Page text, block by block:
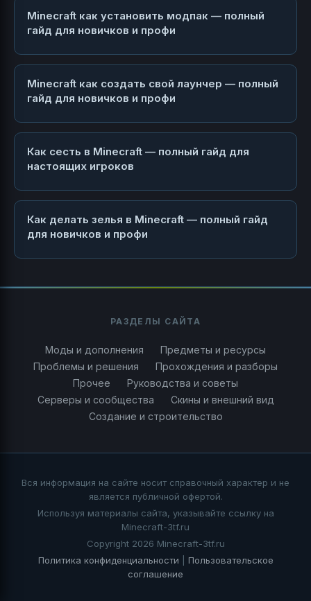
Minecraft как установить модпак — полный
гайд для новичков и профи
Minecraft как создать свой лаунчер — полный
гайд для новичков и профи
Как сесть в Minecraft — полный гайд для
настоящих игроков
Как делать зелья в Minecraft — полный гайд
для новичков и профи
РАЗДЕЛЫ САЙТА
Моды и дополнения
Предметы и ресурсы
Проблемы и решения
Прохождения и разборы
Прочее
Руководства и советы
Серверы и сообщества
Скины и внешний вид
Создание и строительство
Вся информация на сайте носит справочный характер и не
является публичной офертой.
Используя материалы сайта, указывайте ссылку на
Minecraft-3tf.ru
Copyright 2026 Minecraft-3tf.ru
Политика конфиденциальности
Пользовательское
соглашение